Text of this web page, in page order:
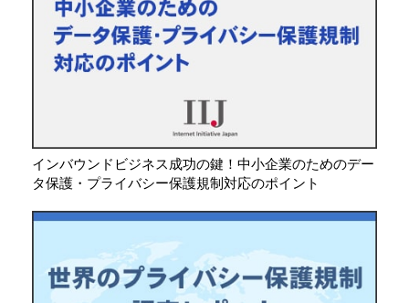
インバウンドビジネス成功の鍵！中小企業のためのデー
タ保護・プライバシー保護規制対応のポイント